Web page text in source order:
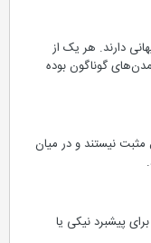
دارند. هر یک از
گوناگون بوده
نیستند و در میان
پیشبرد نیکی یا